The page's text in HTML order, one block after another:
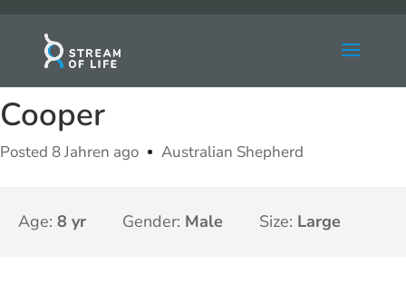
Cooper
Posted 8 Jahren ago Australian Shepherd
Age: 8 yr Gender: Male Size: Large